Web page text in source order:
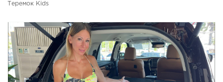
Теремок Kids